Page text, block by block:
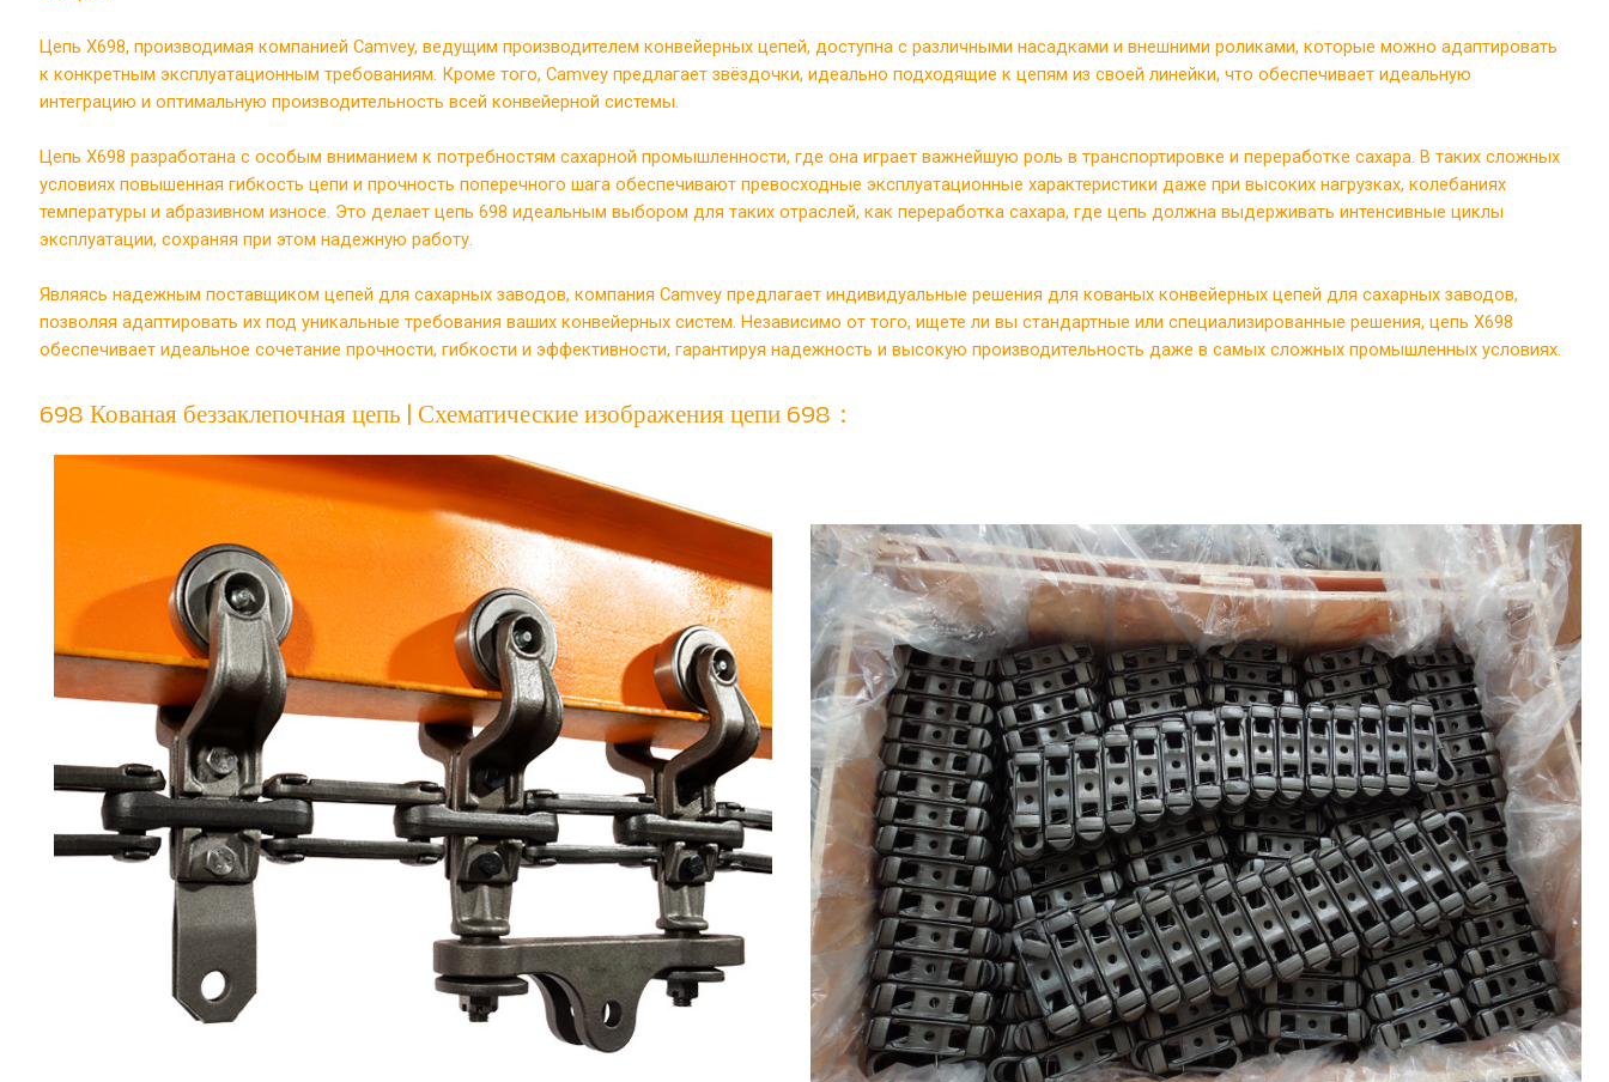
Цепь X698, производимая компанией Camvey, ведущим производителем конвейерных цепей, доступна с различными насадками и внешними роликами, которые можно адаптировать
к конкретным эксплуатационным требованиям. Кроме того, Camvey предлагает звёздочки, идеально подходящие к цепям из своей линейки, что обеспечивает идеальную
интеграцию и оптимальную производительность всей конвейерной системы.
Цепь X698 разработана с особым вниманием к потребностям сахарной промышленности, где она играет важнейшую роль в транспортировке и переработке сахара. В таких сложных
условиях повышенная гибкость цепи и прочность поперечного шага обеспечивают превосходные эксплуатационные характеристики даже при высоких нагрузках, колебаниях
температуры и абразивном износе. Это делает цепь 698 идеальным выбором для таких отраслей, как переработка сахара, где цепь должна выдерживать интенсивные циклы
эксплуатации, сохраняя при этом надежную работу.
Являясь надежным поставщиком цепей для сахарных заводов, компания Camvey предлагает индивидуальные решения для кованых конвейерных цепей для сахарных заводов,
позволяя адаптировать их под уникальные требования ваших конвейерных систем. Независимо от того, ищете ли вы стандартные или специализированные решения, цепь X698
обеспечивает идеальное сочетание прочности, гибкости и эффективности, гарантируя надежность и высокую производительность даже в самых сложных промышленных условиях.
698 Кованая беззаклепочная цепь | Схематические изображения цепи 698：